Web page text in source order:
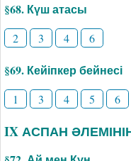
§68. Күш атасы
2 3 4 6
§69. Кейіпкер бейнесі
1 3 4 5 6
IX АСПАН